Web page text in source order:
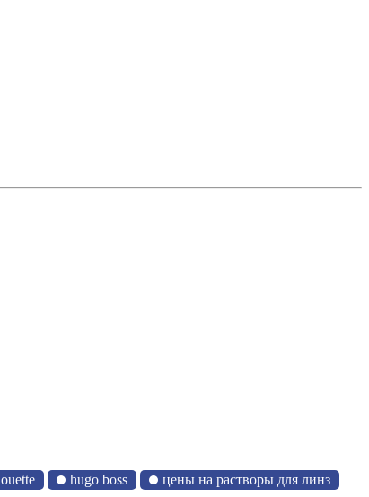
hugo boss
цены на растворы для линз